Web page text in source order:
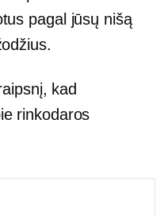
pagal jūsų nišą
kad
rinkodaros